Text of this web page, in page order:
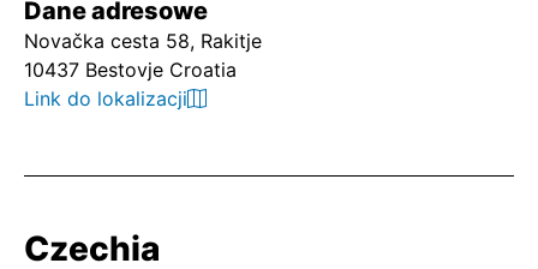
Dane adresowe
Novačka cesta 58, Rakitje
10437 Bestovje Croatia
Link do lokalizacji
Czechia